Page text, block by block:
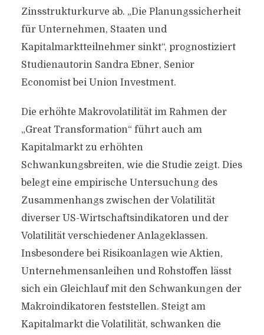
Zinsstrukturkurve ab. „Die Planungssicherheit
für Unternehmen, Staaten und
Kapitalmarktteilnehmer sinkt“, prognostiziert
Studienautorin Sandra Ebner, Senior
Economist bei Union Investment.
Die erhöhte Makrovolatilität im Rahmen der
„Great Transformation“ führt auch am
Kapitalmarkt zu erhöhten
Schwankungsbreiten, wie die Studie zeigt. Dies
belegt eine empirische Untersuchung des
Zusammenhangs zwischen der Volatilität
diverser US-Wirtschaftsindikatoren und der
Volatilität verschiedener Anlageklassen.
Insbesondere bei Risikoanlagen wie Aktien,
Unternehmensanleihen und Rohstoffen lässt
sich ein Gleichlauf mit den Schwankungen der
Makroindikatoren feststellen. Steigt am
Kapitalmarkt die Volatilität, schwanken die